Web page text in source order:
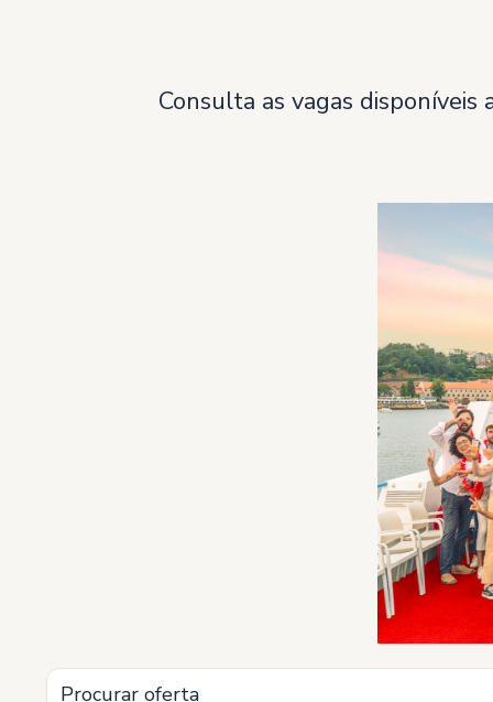
Consulta as vagas disponíveis